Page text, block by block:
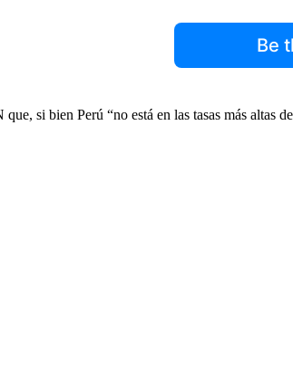
Be
si bien Perú “no está en las tasas más altas